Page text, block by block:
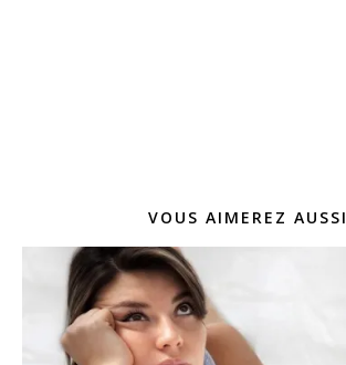
VOUS AIMEREZ AUSSI